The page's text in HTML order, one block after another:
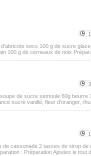
secs 100 g de sucre
100 g de cerneaux de noix
de sucre semoule 60g
sucre vanillé, fleur d'oranger,
de cassonade 2 tasses de sirop
: Préparation Ajoutez le tout